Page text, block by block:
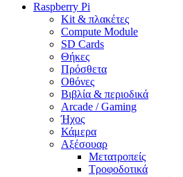
Raspberry Pi
Kit & πλακέτες
Compute Module
SD Cards
Θήκες
Πρόσθετα
Οθόνες
Βιβλία & περιοδικά
Arcade / Gaming
Ήχος
Κάμερα
Αξέσουαρ
Μετατροπείς
Τροφοδοτικά